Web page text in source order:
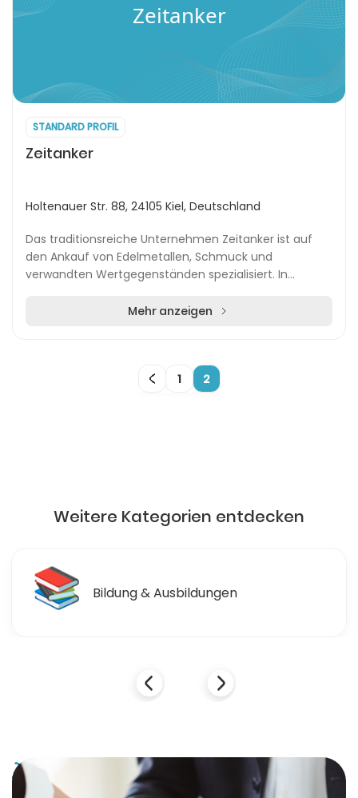
Zeitanker
STANDARD PROFIL
Zeitanker
Holtenauer Str. 88, 24105 Kiel, Deutschland
Das traditionsreiche Unternehmen Zeitanker ist auf
den Ankauf von Edelmetallen, Schmuck und
verwandten Wertgegenständen spezialisiert. In
Mehr anzeigen
1 2
Weitere Kategorien entdecken
📚 Bildung & Ausbildungen